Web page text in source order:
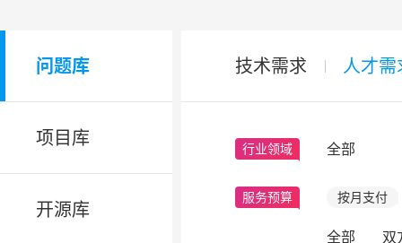
问题库
项目库
开源库
技术需求 人才需
行业领域 全部
服务预算 按月支付
全部 双